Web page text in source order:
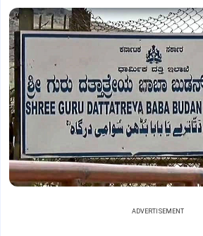
ADVERTISEMENT